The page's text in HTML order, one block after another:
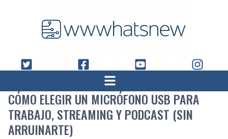
CÓMO ELEGIR UN MICRÓFONO USB PARA
TRABAJO, STREAMING Y PODCAST (SIN
ARRUINARTE)